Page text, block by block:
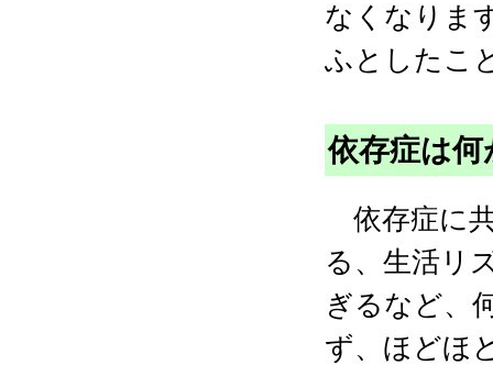
なくなりま
ふとしたこ
依存症は
依存症に
る、生活リ
ぎるなど、
ず、ほどほ